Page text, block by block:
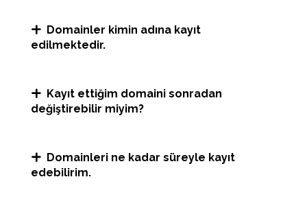
Domainler kimin adına kayıt
edilmektedir.
Kayıt ettiğim domaini sonradan
değiştirebilir miyim?
Domainleri ne kadar süreyle kayıt
edebilirim.